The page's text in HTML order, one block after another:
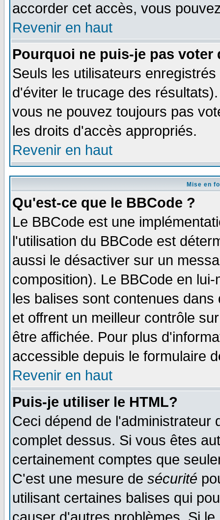
accorder cet accès, vous
Revenir en haut
Pourquoi ne puis-je pas voter
Seuls les utilisateurs
d'éviter le trucage des
vous ne pouvez toujours pas
les droits d'accès appropriés.
Revenir en haut
Mise en
Qu'est-ce que le BBCode ?
Le BBCode est une
l'utilisation du BBCode est
aussi le désactiver sur un
composition). Le BBCode en
les balises sont contenues
et offrent un meilleur contrôle
être affichée. Pour plus
accessible depuis le formulaire
Revenir en haut
Puis-je utiliser le HTML?
Ceci dépend de l'administrateur
complet dessus. Si vous êtes
certainement comptes que
C'est une mesure de sécurité
utilisant certaines balises qui